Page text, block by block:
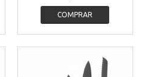
COMPRAR